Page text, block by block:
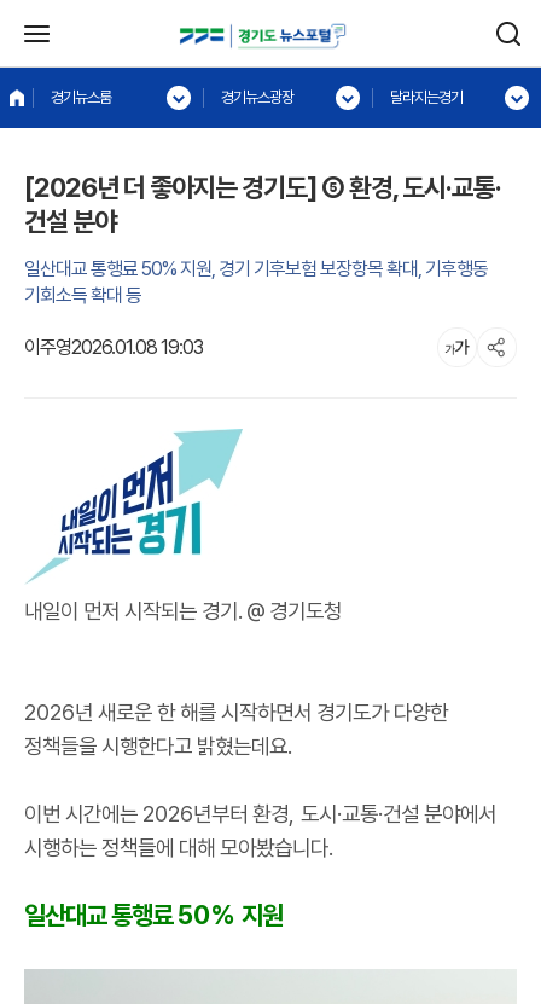
경기뉴스룸 경기뉴스광장 달라지는경기
[2026년 더 좋아지는 경기도] ⑤ 환경, 도시·교통·
건설 분야
일산대교 통행료 50% 지원, 경기 기후보험 보장항목 확대, 기후행동
기회소득 확대 등
이주영2026.01.08 19:03
내일이 먼저 시작되는 경기. @ 경기도청
2026년 새로운 한 해를 시작하면서 경기도가 다양한
정책들을 시행한다고 밝혔는데요.
이번 시간에는 2026년부터 환경 도시 ·교통·건설 분야에서
시행하는 정책들에 대해 모아봤습니다.
일산대교 통행료50% 지원